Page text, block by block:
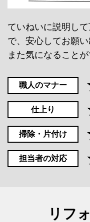
ていねいに説明し
で、安心してお願い
また気になること
職人のマナー
仕上り
掃除・片付け
担当者の対応
リフ